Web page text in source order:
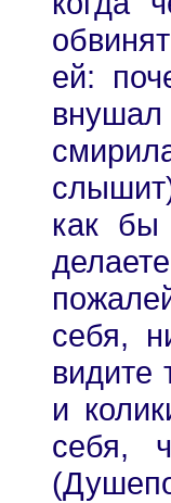
ей:
как бы
себя,
видите
и
себя,